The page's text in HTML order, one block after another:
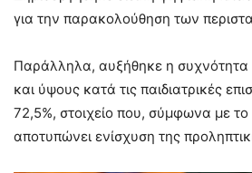
για την παρακολούθηση των
Παράλληλα, αυξήθηκε η
και ύψους κατά τις παιδιατρικές
72,5%, στοιχείο που, σύμφωνα με το
αποτυπώνει ενίσχυση της